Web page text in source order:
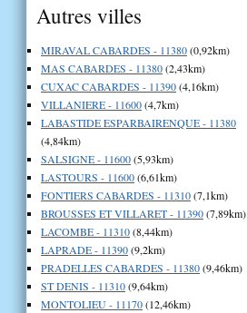
Autres villes
MIRAVAL CABARDES - 11380(0,92km)
MAS CABARDES - 11380(2,43km)
CUXAC CABARDES - 11390(4,16km)
VILLANIERE - 11600(4,7km)
LABASTIDE ESPARBAIRENQUE - 11380
(4,84km)
SALSIGNE - 11600(5,93km)
LASTOURS - 11600(6,61km)
FONTIERS CABARDES - 11310(7,1km)
BROUSSES ET VILLARET - 11390(7,89km)
LACOMBE - 11310(8,44km)
LAPRADE - 11390(9,2km)
PRADELLES CABARDES - 11380(9,46km)
ST DENIS - 11310(9,64km)
MONTOLIEU - 11170(12,46km)